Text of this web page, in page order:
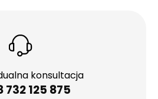
konsultacja
732 125 875